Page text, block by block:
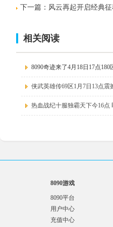
下一篇： 风云再起开启经典
相关阅读
8090奇迹来了4月18日17点180
侠武英雄传69区1月7日13点震
热血战纪十服独霸天下今16点
8090游戏
8090平台
用户中心
充值中心